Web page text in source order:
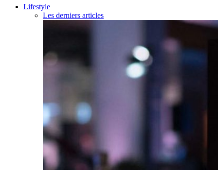
Lifestyle
Les derniers articles